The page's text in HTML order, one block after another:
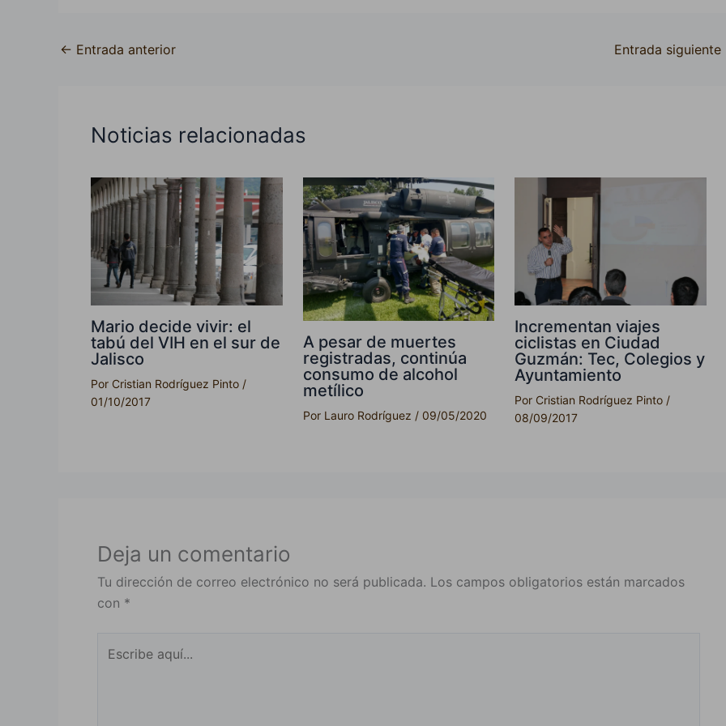
← Entrada anterior Entrada siguiente
Noticias relacionadas
Mario decide vivir: el
tabú del VIH en el sur de
Jalisco
Por Cristian Rodríguez Pinto /
01/10/2017
A pesar de muertes
registradas, continúa
consumo de alcohol
metílico
Por Lauro Rodríguez / 09/05/2020
Incrementan viajes
ciclistas en Ciudad
Guzmán: Tec, Colegios y
Ayuntamiento
Por Cristian Rodríguez Pinto /
08/09/2017
Deja un comentario
Tu dirección de correo electrónico no será publicada. Los campos obligatorios están marcados
con *
aquí...